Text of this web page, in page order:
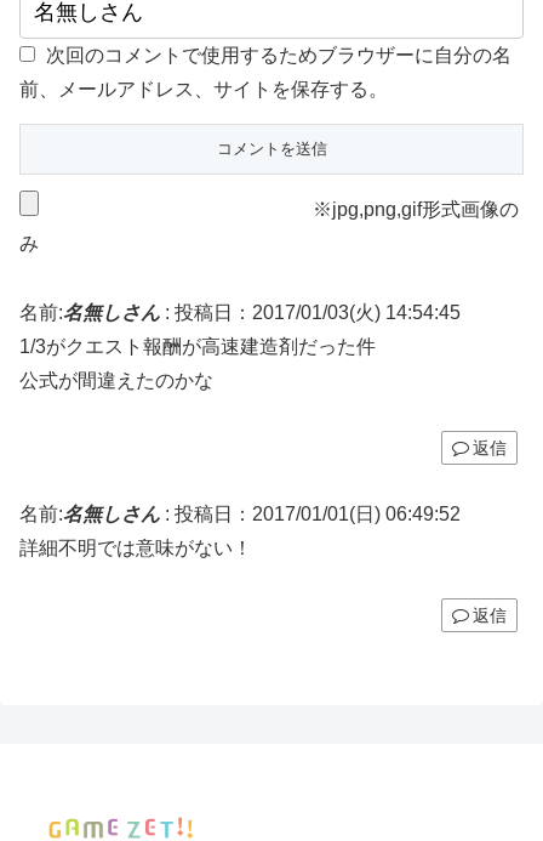
次回のコメントで使用するためブラウザーに自分の名
前、メールアドレス、サイトを保存する。
※jpg,png,gif形式画像の
み
名前:名無しさん : 投稿日：2017/01/03(火) 14:54:45
1/3がクエスト報酬が高速建造剤だった件
公式が間違えたのかな
返信
名前:名無しさん : 投稿日：2017/01/01(日) 06:49:52
詳細不明では意味がない！
返信